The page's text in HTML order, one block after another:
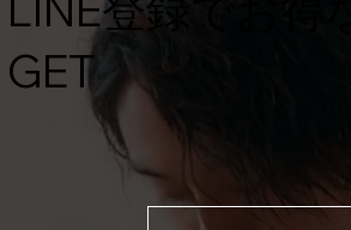
GET